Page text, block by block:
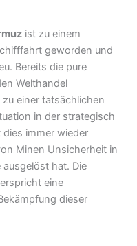
ist zu einem
geworden und
Bereits die pure
Welthandel
einer tatsächlichen
in der strategisch
immer wieder
Minen Unsicherheit in
hat. Die
eine
dieser